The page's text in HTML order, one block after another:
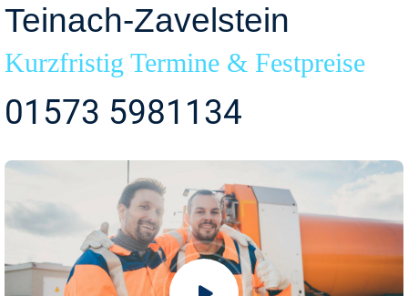
Teinach-Zavelstein
Kurzfristig Termine & Festpreise
01573 5981134